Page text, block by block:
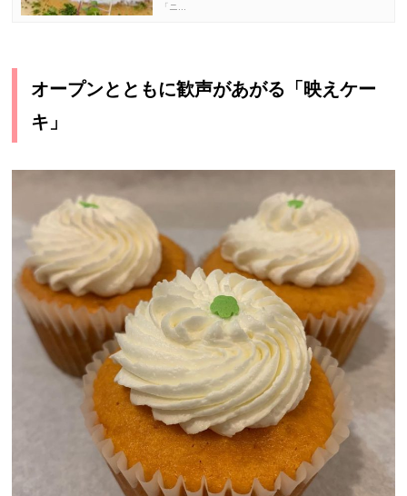
「ニ...
オープンとともに歓声があがる「映えケー
キ」